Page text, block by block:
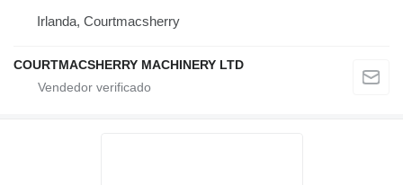
Irlanda, Courtmacsherry
COURTMACSHERRY MACHINERY LTD